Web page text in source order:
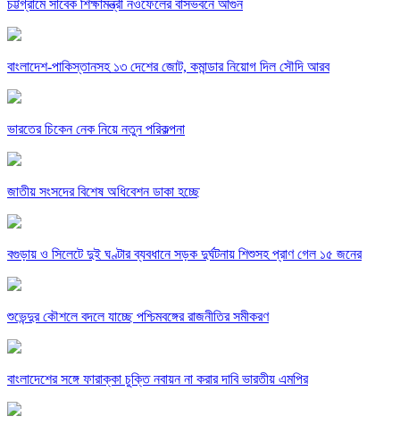
চট্টগ্রামে সাবেক শিক্ষামন্ত্রী নওফেলের বাসভবনে আগুন
বাংলাদেশ-পাকিস্তানসহ ১৩ দেশের জোট, কমান্ডার নিয়োগ দিল সৌদি আরব
ভারতের চিকেন নেক নিয়ে নতুন পরিকল্পনা
জাতীয় সংসদের বিশেষ অধিবেশন ডাকা হচ্ছে
বগুড়ায় ও সিলেটে দুই ঘণ্টার ব্যবধানে সড়ক দুর্ঘটনায় শিশুসহ প্রাণ গেল ১৫ জনের
শুভেন্দুর কৌশলে বদলে যাচ্ছে পশ্চিমবঙ্গের রাজনীতির সমীকরণ
বাংলাদেশের সঙ্গে ফারাক্কা চুক্তি নবায়ন না করার দাবি ভারতীয় এমপির